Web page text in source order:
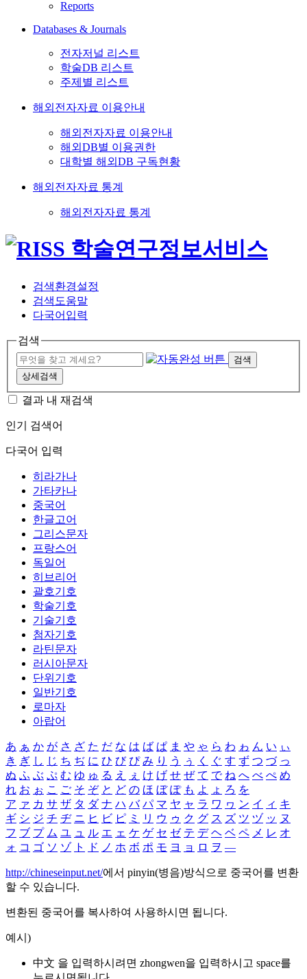
Reports
Databases & Journals
전자저널 리스트
학술DB 리스트
주제별 리스트
해외전자자료 이용안내
해외전자자료 이용안내
해외DB별 이용권한
대학별 해외DB 구독현황
해외전자자료 통계
해외전자자료 통계
검색환경설정
검색도움말
다국어입력
검색
검색
상세검색
결과 내 재검색
인기 검색어
다국어 입력
히라가나
가타카나
중국어
한글고어
그리스문자
프랑스어
독일어
히브리어
괄호기호
학술기호
기술기호
첨자기호
라틴문자
러시아문자
단위기호
일반기호
로마자
아랍어
あ ぁ か が さ ざ た だ な は ば ぱ ま や ゃ ら わ ゎ ん い ぃ
き ぎ し じ ち ぢ に ひ び ぴ み り う ぅ く ぐ す ず つ づ っ
ぬ ふ ぶ ぷ む ゆ ゅ る え ぇ け げ せ ぜ て で ね へ べ ぺ め
れ お ぉ こ ご そ ぞ と ど の ほ ぼ ぽ も よ ょ ろ を
ア ァ カ サ ザ タ ダ ナ ハ バ パ マ ヤ ャ ラ ワ ヮ ン イ ィ キ
ギ シ ジ チ ヂ ニ ヒ ビ ピ ミ リ ウ ゥ ク グ ス ズ ツ ヅ ッ ヌ
フ ブ プ ム ユ ュ ル エ ェ ケ ゲ セ ゼ テ デ ヘ ベ ペ メ レ オ
ォ コ ゴ ソ ゾ ト ド ノ ホ ボ ポ モ ヨ ョ ロ ヲ ―
http://chineseinput.net/에서 pinyin(병음)방식으로 중국어를 변환
할 수 있습니다.
변환된 중국어를 복사하여 사용하시면 됩니다.
예시)
中文 을 입력하시려면 zhongwen을 입력하시고 space를